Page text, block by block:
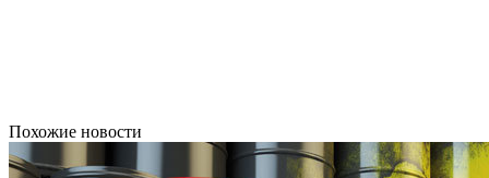
Похожие новости